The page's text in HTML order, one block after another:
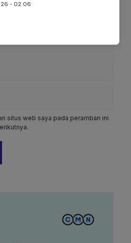
situs web saya pada peramban ini
- 02.06